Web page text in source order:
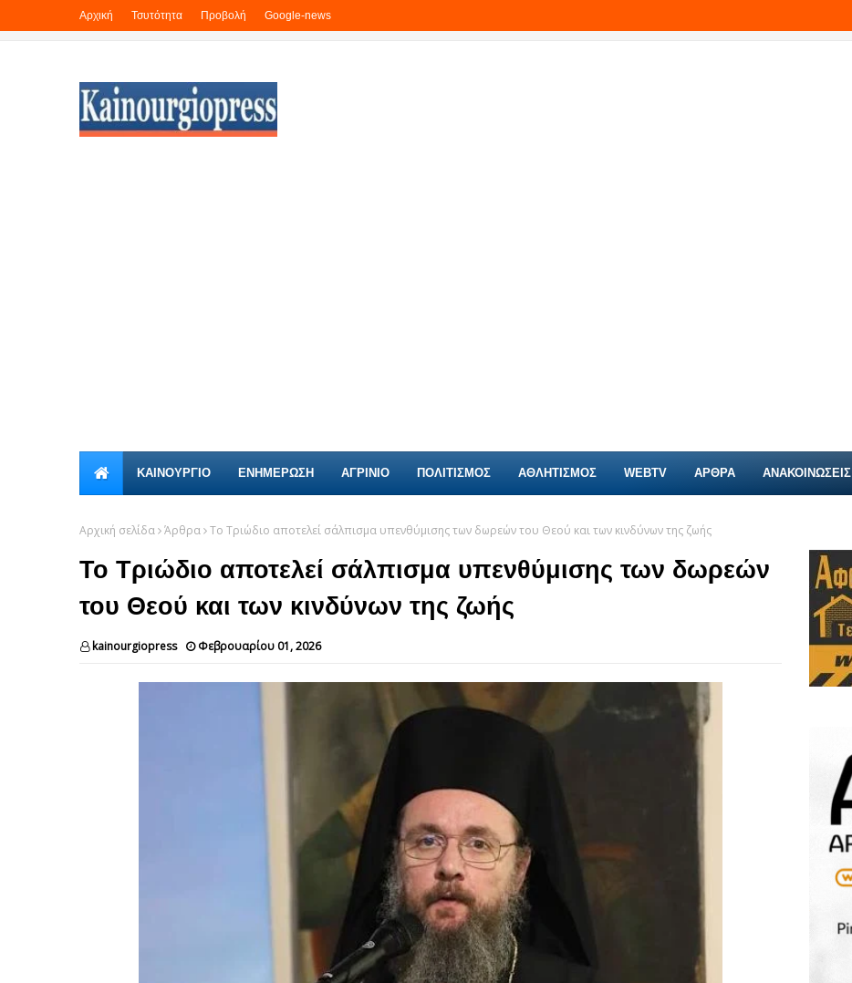
Αρχική Τσυτότητα Προβολή Google-news
ΚΑΙΝΟΎΡΓΙΟ ΕΝΗΜΕΡΩΣΗ ΑΓΡΙΝΙΟ ΠΟΛΙΤΙΣΜΟΣ ΑΘΛΗΤΙΣΜΟΣ WEBTV ΑΡΘΡΑ ΑΝΑΚΟΙΝΩΣΕΙΣ
Αρχική σελίδα Άρθρα Το Τριώδιο αποτελεί σάλπισμα υπενθύμισης των δωρεών του Θεού και των κινδύνων της ζωής
Το Τριώδιο αποτελεί σάλπισμα υπενθύμισης των δωρεών
του Θεού και των κινδύνων της ζωής
kainourgiopress Φεβρουαρίου 01, 2026